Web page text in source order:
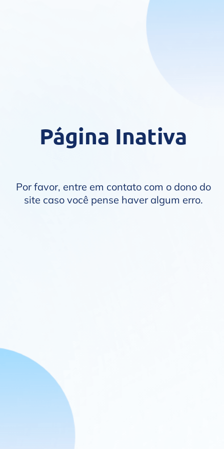
Página Inativa
Por favor, entre em contato com o dono do
site caso você pense haver algum erro.